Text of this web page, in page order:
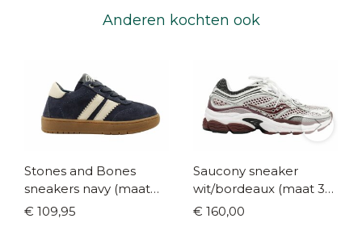
Anderen kochten ook
Stones and Bones
sneakers navy (maat
24-40)
€ 109,95
Saucony sneaker
wit/bordeaux (maat 35-
42)
€ 160,00